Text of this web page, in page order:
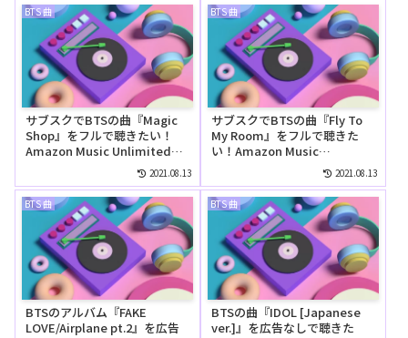
BTS 曲
サブスクでBTSの曲『Magic
Shop』をフルで聴きたい！
Amazon Music Unlimitedで
2021.08.13
BTS 曲
サブスクでBTSの曲『Fly To
My Room』をフルで聴きた
い！Amazon Music
Unlimitedでは無料で聴け
る？
2021.08.13
BTS 曲
BTSのアルバム『FAKE
LOVE/Airplane pt.2』を広告
BTS 曲
BTSの曲『IDOL [Japanese
ver.]』を広告なしで聴きた